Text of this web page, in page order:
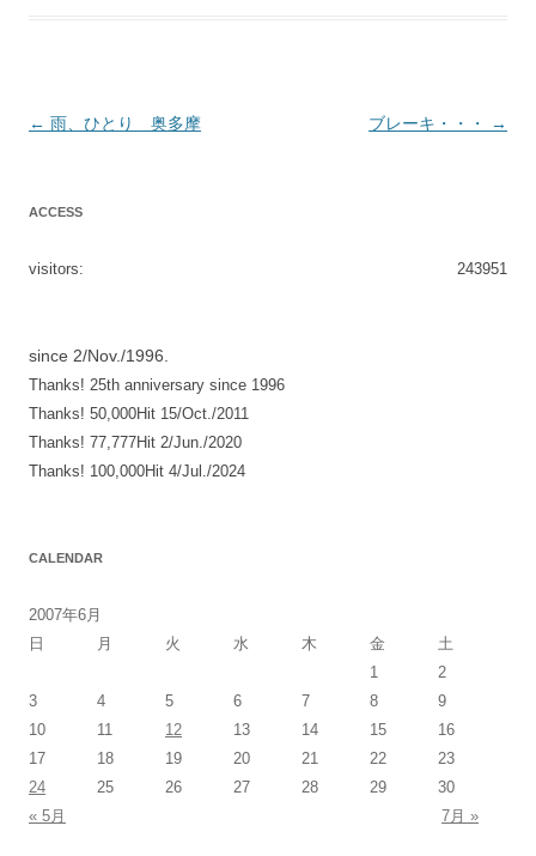
投
ョ
ン
← 雨、ひとり 奥多摩 ブレーキ・・・ →
ACCESS
243951
visitors:
since 2/Nov./1996.
Thanks! 25th anniversary since 1996
Thanks! 50,000Hit 15/Oct./2011
Thanks! 77,777Hit 2/Jun./2020
Thanks! 100,000Hit 4/Jul./2024
CALENDAR
2007年6月
日
月 火 水 木 金
土
1
2
3
4 5 6 7 8
9
10
11 12 13 14 15
16
17
18 19 20 21 22
23
24
25 26 27 28 29
30
« 5月
7月 »